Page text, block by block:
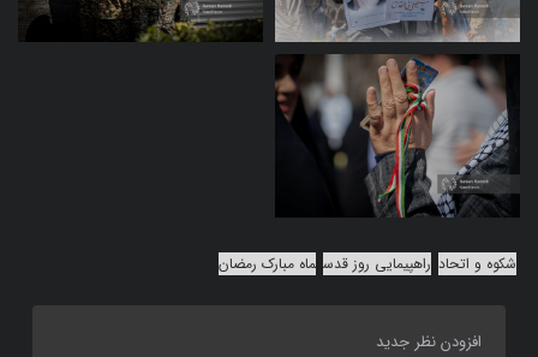
شکوه و اتحاد راهپیمایی روز قدس ماه مبارک رمضان
افزودن نظر جدید